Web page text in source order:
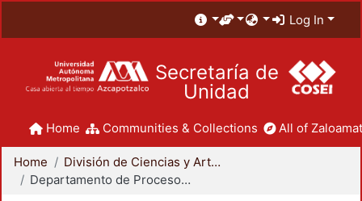
Log In
Secretaría de
Unidad
Home Communities & Collections All of
Home
División de Ciencias y Artes para el Diseño
Departamento de Procesos y Técnicas de Realización